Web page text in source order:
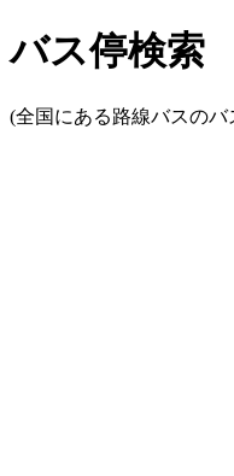
バス停検索
(全国にある路線バスの